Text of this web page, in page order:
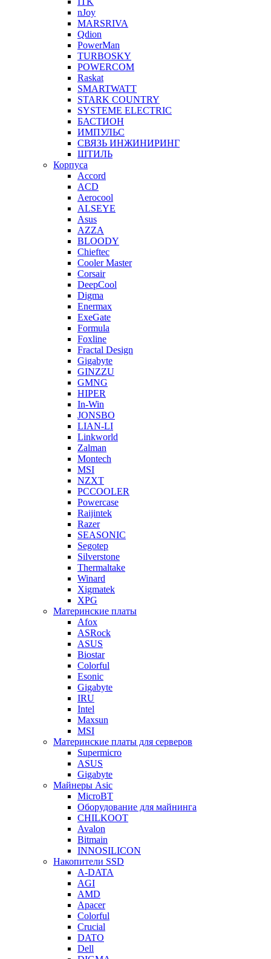
nJoy
MARSRIVA
Qdion
PowerMan
TURBOSKY
POWERCOM
Raskat
SMARTWATT
STARK COUNTRY
SYSTEME ELECTRIC
БАСТИОН
ИМПУЛЬС
СВЯЗЬ ИНЖИНИРИНГ
ШТИЛЬ
Корпуса
Accord
ACD
Aerocool
ALSEYE
Asus
AZZA
BLOODY
Chieftec
Cooler Master
Corsair
DeepCool
Digma
Enermax
ExeGate
Formula
Foxline
Fractal Design
Gigabyte
GINZZU
GMNG
HIPER
In-Win
JONSBO
LIAN-LI
Linkworld
Zalman
Montech
MSI
NZXT
PCCOOLER
Powercase
Raijintek
Razer
SEASONIC
Segotep
Silverstone
Thermaltake
Winard
Xigmatek
XPG
Материнские платы
Afox
ASRock
ASUS
Biostar
Colorful
Esonic
Gigabyte
IRU
Intel
Maxsun
MSI
Материнские платы для серверов
Supermicro
ASUS
Gigabyte
Майнеры Asic
MicroBT
Оборудование для майнинга
CHILKOOT
Avalon
Bitmain
INNOSILICON
Накопители SSD
A-DATA
AGI
AMD
Apacer
Colorful
Crucial
DATO
Dell